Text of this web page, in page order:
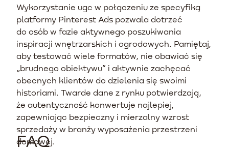
Wykorzystanie ugc w połączeniu ze specyfiką
platformy Pinterest Ads pozwala dotrzeć
do osób w fazie aktywnego poszukiwania
inspiracji wnętrzarskich i ogrodowych. Pamiętaj,
aby testować wiele formatów, nie obawiać się
„brudnego obiektywu” i aktywnie zachęcać
obecnych klientów do dzielenia się swoimi
historiami. Twarde dane z rynku potwierdzają,
że autentyczność konwertuje najlepiej,
zapewniając bezpieczny i mierzalny wzrost
sprzedaży w branży wyposażenia przestrzeni
domowej.
FAQ